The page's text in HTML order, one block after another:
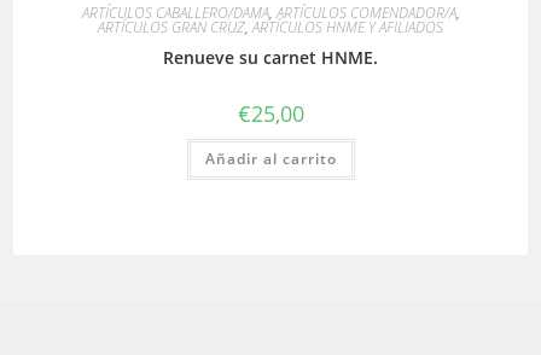
opciones
se
elegir
ARTÍCULOS CABALLERO/DAMA,ARTÍCULOS COMENDADOR/A,
ARTÍCULOS GRAN CRUZ,ARTÍCULOS HNME Y AFILIADOS
Renueve su carnet HNME.
€25,00
Añadir al carrito